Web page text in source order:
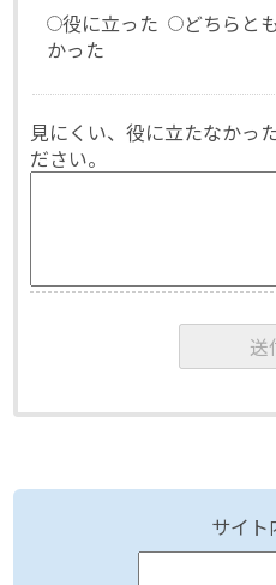
役に立った
どちらと
かった
見にくい、役に立たなかっ
ださい。
サイト